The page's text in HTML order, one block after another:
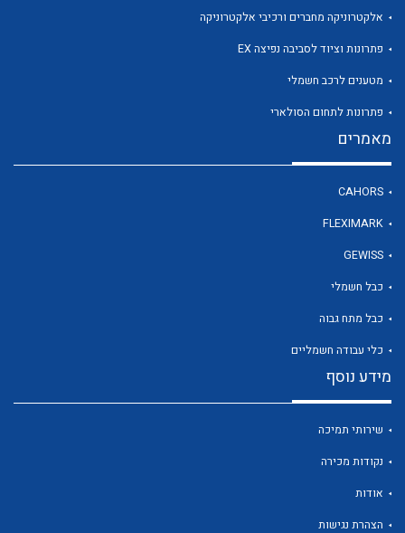
לכל מוצרי היצרן
אלקטרוניקה מחברים ורכיבי אלקטרוניקה
פתרונות וציוד לסביבה נפיצה EX
מטענים לרכב חשמלי
פתרונות לתחום הסולארי
מאמרים
CAHORS
FLEXIMARK
GEWISS
כבל חשמלי
כבל מתח גבוה
כלי עבודה חשמליים
מידע נוסף
שירותי תמיכה
נקודות מכירה
אודות
הצהרת נגישות